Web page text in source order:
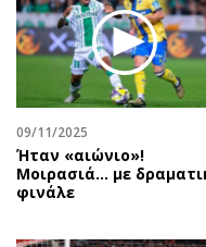
09/11/2025
Ήταν «αιώνιο»!
Μοιρασιά… με
φινάλε